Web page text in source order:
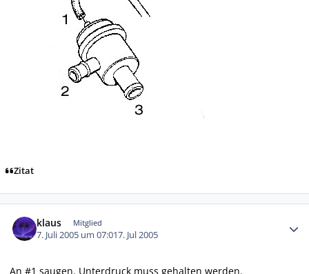
Zitat
klaus Mitglied
7. Juli 2005 um 07:017. Jul 2005
An #1 saugen. Unterdruck muss gehalten werden.